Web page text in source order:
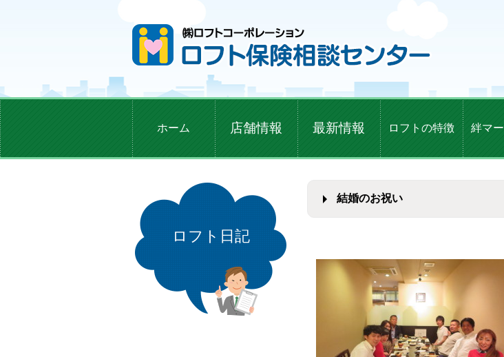
ホーム 店舗情報 最新情報 ロフトの特徴 絆マ
ロフト日記
結婚のお祝い